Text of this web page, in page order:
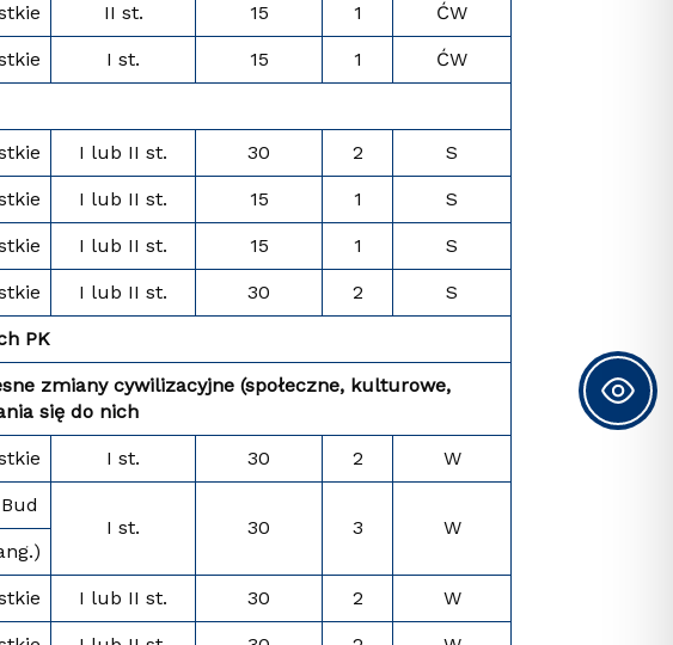
II st. 15 1 ĆW
I st. 15 1 ĆW
I lub II st. 30 2 S
I lub II st. 15 1 S
I lub II st. 15 1 S
I lub II st. 30 2 S
PK
zmiany cywilizacyjne (społeczne, kulturowe,
się do nich
I st. 30 2 W
I st.
30 3
W
I lub II st. 30 2 W